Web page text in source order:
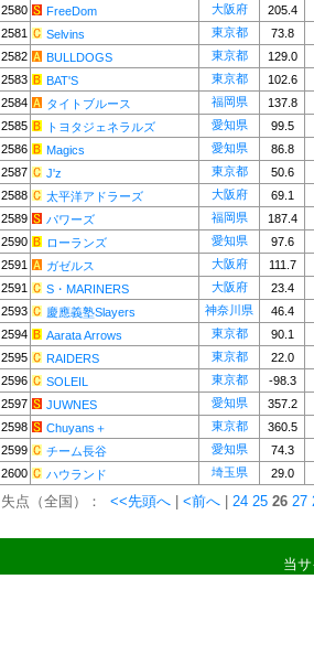
2580
FreeDom 大阪府
205.4
2581
Selvins 東京都
73.8
2582
BULLDOGS 東京都
129.0
2583
BAT'S 東京都
102.6
2584
タイトブルース 福岡県
137.8
2585
トヨタジェネラルズ 愛知県
99.5
2586
Magics 愛知県
86.8
2587
J'z 東京都
50.6
2588
太平洋アドラーズ 大阪府
69.1
2589
パワーズ 福岡県
187.4
2590
ローランズ 愛知県
97.6
2591
ガゼルス 大阪府
111.7
2591
S・MARINERS 大阪府
23.4
2593
慶應義塾Slayers 神奈川県
46.4
2594
Aarata Arrows 東京都
90.1
2595
RAIDERS 東京都
22.0
2596
SOLEIL 東京都
-98.3
2597
JUWNES 愛知県
357.2
2598
Chuyans＋ 東京都
360.5
2599
チーム長谷 愛知県
74.3
2600
ハウランド 埼玉県 29.0
失点（全国）： <<先頭へ <前へ 24 25 26 27
当